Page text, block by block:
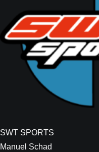
SWT SPORTS
Manuel Schad